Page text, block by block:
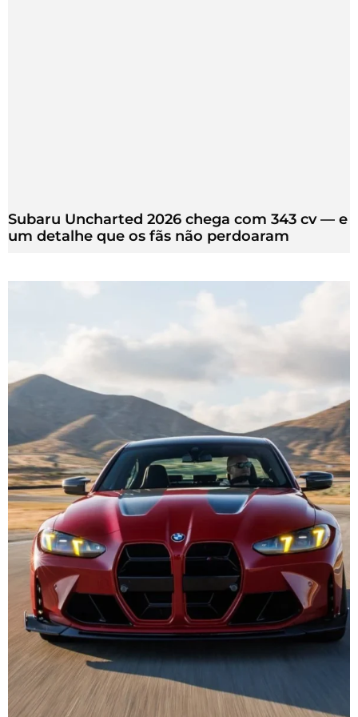
Subaru Uncharted 2026 chega com 343 cv — e
um detalhe que os fãs não perdoaram